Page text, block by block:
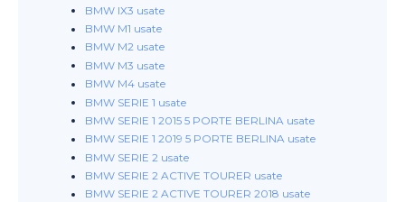
BMW IX3 usate
BMW M1 usate
BMW M2 usate
BMW M3 usate
BMW M4 usate
BMW SERIE 1 usate
BMW SERIE 1 2015 5 PORTE BERLINA usate
BMW SERIE 1 2019 5 PORTE BERLINA usate
BMW SERIE 2 usate
BMW SERIE 2 ACTIVE TOURER usate
BMW SERIE 2 ACTIVE TOURER 2018 usate